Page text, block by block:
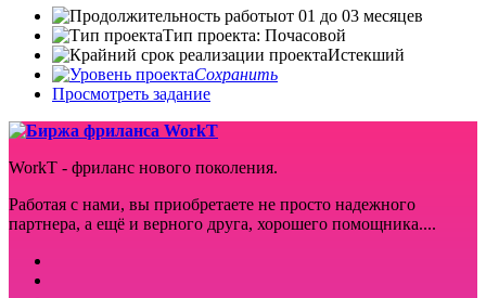
от 01 до 03 месяцев
Тип проекта: Почасовой
Истекший
Сохранить
Просмотреть задание
WorkT - фриланс нового поколения.
Работая с нами, вы приобретаете не просто надежного
партнера, а ещё и верного друга, хорошего помощника....